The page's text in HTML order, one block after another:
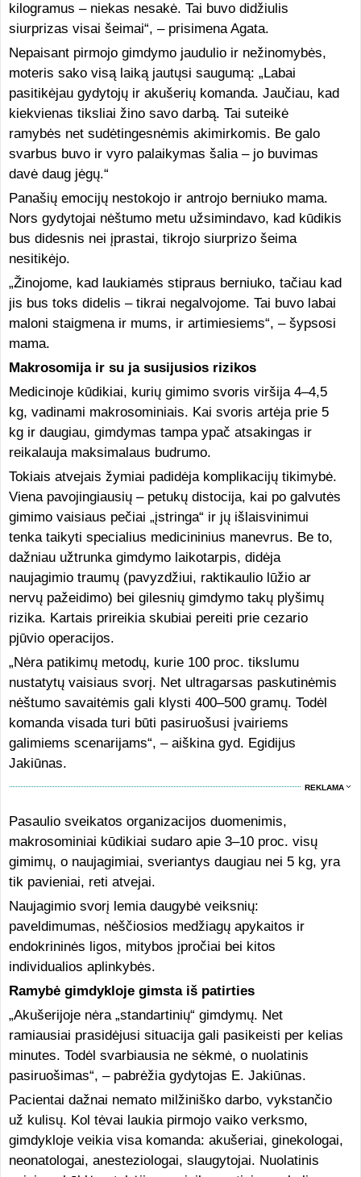
kilogramus – niekas nesakė. Tai buvo didžiulis
siurprizas visai šeimai“, – prisimena Agata.
Nepaisant pirmojo gimdymo jaudulio ir nežinomybės,
moteris sako visą laiką jautųsi saugumą: „Labai
pasitikėjau gydytojų ir akušerių komanda. Jaučiau, kad
kiekvienas tiksliai žino savo darbą. Tai suteikė
ramybės net sudėtingesnėmis akimirkomis. Be galo
svarbus buvo ir vyro palaikymas šalia – jo buvimas
davė daug jėgų.“
Panašių emocijų nestokojo ir antrojo berniuko mama.
Nors gydytojai nėštumo metu užsimindavo, kad kūdikis
bus didesnis nei įprastai, tikrojo siurprizo šeima
nesitikėjo.
„Žinojome, kad laukiamės stipraus berniuko, tačiau kad
jis bus toks didelis – tikrai negalvojome. Tai buvo labai
maloni staigmena ir mums, ir artimiesiems“, – šypsosi
mama.
Makrosomija ir su ja susijusios rizikos
Medicinoje kūdikiai, kurių gimimo svoris viršija 4–4,5
kg, vadinami makrosominiais. Kai svoris artėja prie 5
kg ir daugiau, gimdymas tampa ypač atsakingas ir
reikalauja maksimalaus budrumo.
Tokiais atvejais žymiai padidėja komplikacijų tikimybė.
Viena pavojingiausių – petukų distocija, kai po galvutės
gimimo vaisiaus pečiai „įstringa“ ir jų išlaisvinimui
tenka taikyti specialius medicininius manevrus. Be to,
dažniau užtrunka gimdymo laikotarpis, didėja
naujagimio traumų (pavyzdžiui, raktikaulio lūžio ar
nervų pažeidimo) bei gilesnių gimdymo takų plyšimų
rizika. Kartais prireikia skubiai pereiti prie cezario
pjūvio operacijos.
„Nėra patikimų metodų, kurie 100 proc. tikslumu
nustatytų vaisiaus svorį. Net ultragarsas paskutinėmis
nėštumo savaitėmis gali klysti 400–500 gramų. Todėl
komanda visada turi būti pasiruošusi įvairiems
galimiems scenarijams“, – aiškina gyd. Egidijus
Jakiūnas.
REKLAMA
Pasaulio sveikatos organizacijos duomenimis,
makrosominiai kūdikiai sudaro apie 3–10 proc. visų
gimimų, o naujagimiai, sveriantys daugiau nei 5 kg, yra
tik pavieniai, reti atvejai.
Naujagimio svorį lemia daugybė veiksnių:
paveldimumas, nėščiosios medžiagų apykaitos ir
endokrininės ligos, mitybos įpročiai bei kitos
individualios aplinkybės.
Ramybė gimdykloje gimsta iš patirties
„Akušerijoje nėra „standartinių“ gimdymų. Net
ramiausiai prasidėjusi situacija gali pasikeisti per kelias
minutes. Todėl svarbiausia ne sėkmė, o nuolatinis
pasiruošimas“, – pabrėžia gydytojas E. Jakiūnas.
Pacientai dažnai nemato milžiniško darbo, vykstančio
už kulisų. Kol tėvai laukia pirmojo vaiko verksmo,
gimdykloje veikia visa komanda: akušeriai, ginekologai,
neonatologai, anesteziologai, slaugytojai. Nuolatinis